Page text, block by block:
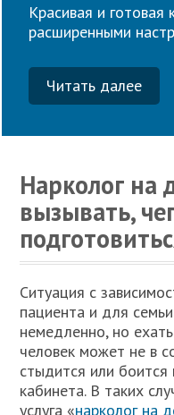
Красивая и готовая
расширенными
Читать далее
Нарколог на
вызывать,
Ситуация с
пациента и для
немедленно, но
человек может не в
стыдится или боится
кабинета. В таких
услуга «нарколог на